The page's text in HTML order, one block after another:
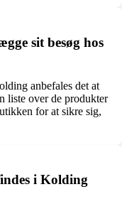
sit besøg hos
anbefales det at
liste over de produkter
for at sikre sig,
i Kolding